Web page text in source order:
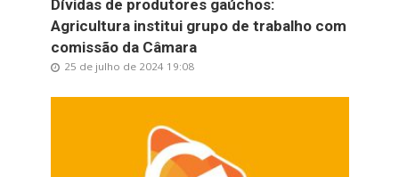
Dívidas de produtores gaúchos:
Agricultura institui grupo de trabalho com
comissão da Câmara
25 de julho de 2024 19:08